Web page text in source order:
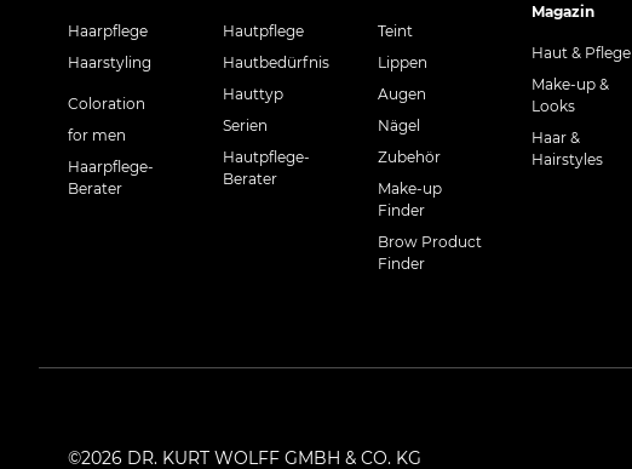
Haarpflege
Haarstyling
Coloration
for men
Haarpflege-
Berater
Hautpflege
Hautbedürfnis
Hauttyp
Serien
Hautpflege-
Berater
Teint
Lippen
Augen
Nägel
Zubehör
Make-up
Finder
Brow Product
Finder
Magazin
Haut & Pflege
Make-up &
Looks
Haar &
Hairstyles
©2026 DR. KURT WOLFF GMBH & CO. KG